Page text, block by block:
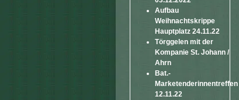
Aufbau
Weihnachtskrippe
Hauptplatz 24.11.22
Törggelen mit der
Kompanie St. Johann /
Ahrn
Bat.-
Marketenderinnentreffen
12.11.22